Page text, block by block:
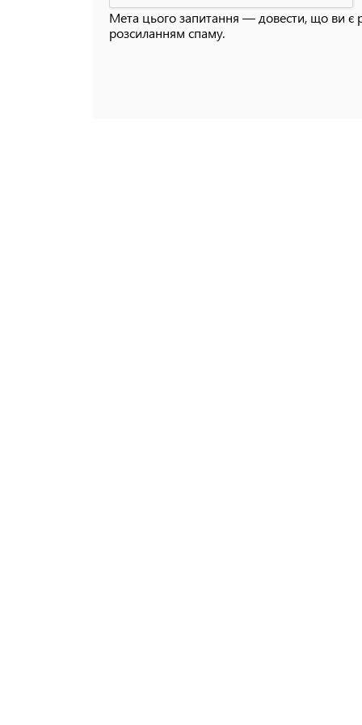
Мета цього запитання — довести, що ви є
розсиланням спаму.